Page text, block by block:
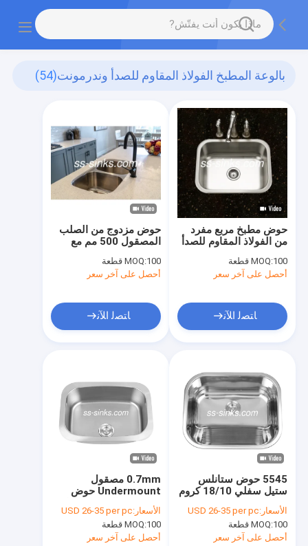
بالوعة المطبخ الفولاذ المقاوم للصدأ وندرمونت(54)
حوض مزدوج من الصلب
المصقول 500 مم مع
الضوضاء
MOQ:100 قطعة
أحصل على آخر سعر
ﺎﺘﺼﻟ ﺍﻶﻧ
حوض مطبخ مربع مفرد
من الفولاذ المقاوم للصدأ
× 39 سم
MOQ:100 قطعة
أحصل على آخر سعر
ﺎﺘﺼﻟ ﺍﻶﻧ
0.7mm مصقول
Undermount حوض
مطبخ من الفولاذ المقاوم
للصدأ 60 * 43 سم
الأسعار:USD 26-35 per pc
MOQ:100 قطعة
أحصل على آخر سعر
5545 حوض ستانلس
ستيل سفلي 18/10 كروم
/ نيكل حوض 1 وعاء
الأسعار:USD 26-35 per pc
MOQ:100 قطعة
أحصل على آخر سعر